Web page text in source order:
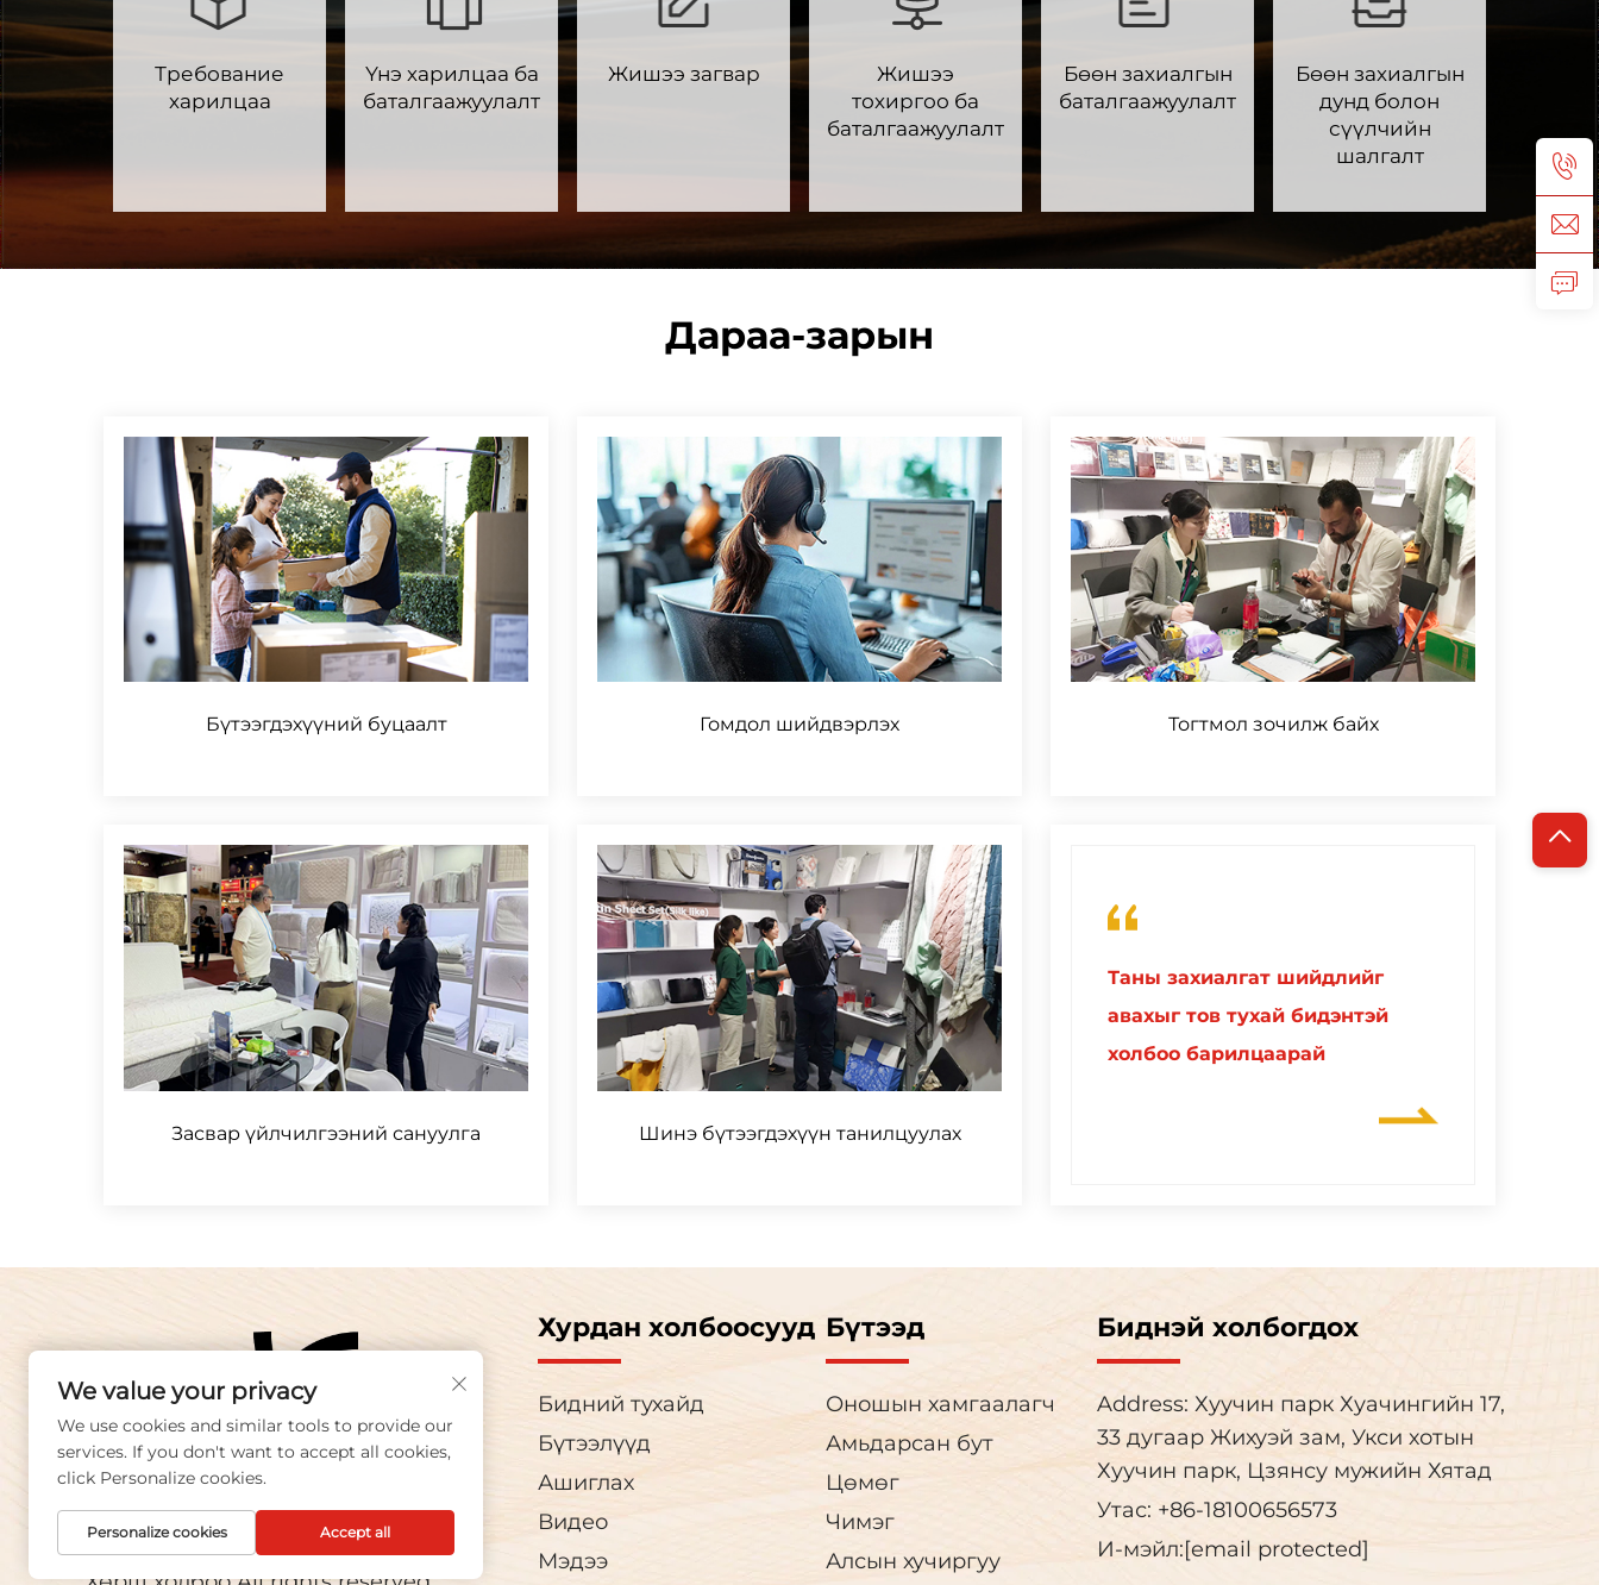
Требование
харилцаа
Үнэ харилцаа ба
баталгаажуулалт
Жишээ загвар
Жишээ
тохиргоо ба
баталгаажуулалт
Бөөн захиалгын
баталгаажуулалт
Бөөн захиалгын
дунд болон
сүүлчийн
шалгалт
Дараа-зарын
Бүтээгдэхүүний буцаалт Гомдол шийдвэрлэх Тогтмол зочилж байх
Засвар үйлчилгээний сануулга Шинэ бүтээгдэхүүн танилцуулах
Таны захиалгат шийдлийг
авахыг тов тухай бидэнтэй
холбоо барилцаарай
Copyright © 2025 Ухай КХ Текстилз
Хурдан холбоосууд
Бидний тухайд
Бүтээлүүд
Ашиглах
Видео
Мэдээ
Бүтээд
Оношын хамгаалагч
Амьдарсан бут
Цөмөг
Чимэг
Алсын хучиргуу
Биднэй холбогдох
Address: Хуучин парк Хуачингийн 17,
33 дугаар Жихуэй зам, Укси хотын
Хуучин парк, Цзянсу мужийн Хятад
Утас: +86-18100656573
И-мэйл:[email protected]
We value your privacy
We use cookies and similar tools to provide our
services. If you don't want to accept all cookies,
click Personalize cookies.
Personalize cookies Accept all